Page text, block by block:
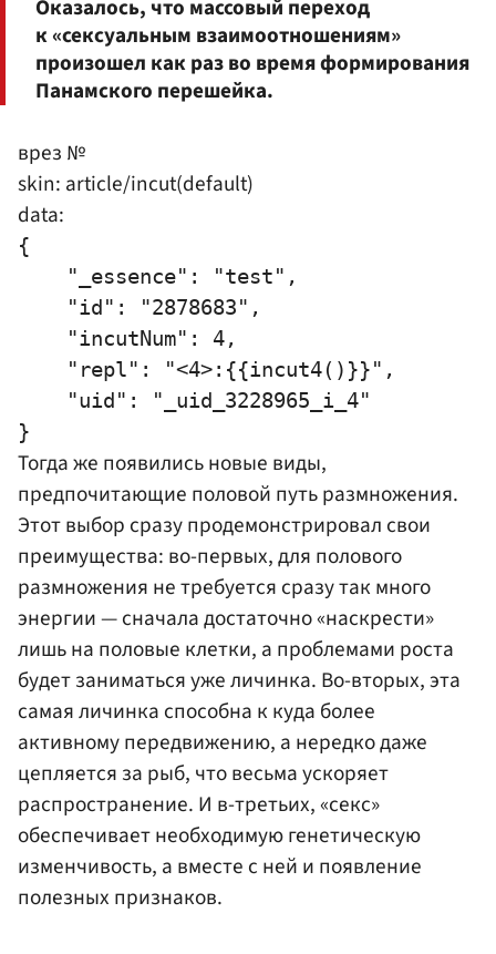
Оказалось, что массовый переход
к «сексуальным взаимоотношениям»
произошел как раз во время формирования
Панамского перешейка.
врез №
skin: article/incut(default)
data:
{
    "_essence": "test",
    "id": "2878683",
    "incutNum": 4,
    "repl": "<4>:{{incut4()}}",
    "uid": "_uid_3228965_i_4"
Тогда же появились новые виды,
предпочитающие половой путь размножения.
Этот выбор сразу продемонстрировал свои
преимущества: во-первых, для полового
размножения не требуется сразу так много
энергии — сначала достаточно «наскрести»
лишь на половые клетки, а проблемами роста
будет заниматься уже личинка. Во-вторых, эта
самая личинка способна к куда более
активному передвижению, а нередко даже
цепляется за рыб, что весьма ускоряет
распространение. И в-третьих, «секс»
обеспечивает необходимую генетическую
изменчивость, а вместе с ней и появление
полезных признаков.